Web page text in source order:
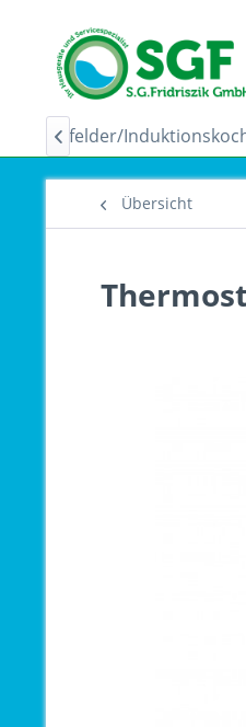
Ceranfelder/

Übersicht